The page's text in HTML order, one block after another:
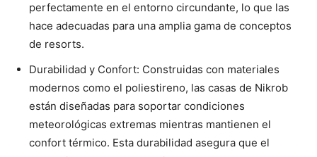
perfectamente en el entorno circundante, lo que las
hace adecuadas para una amplia gama de conceptos
de resorts.
Durabilidad y Confort: Construidas con materiales
modernos como el poliestireno, las casas de Nikrob
están diseñadas para soportar condiciones
meteorológicas extremas mientras mantienen el
confort térmico. Esta durabilidad asegura que el